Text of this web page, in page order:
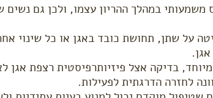
במהלך ההריון עצמו, ולכן גם נשים
על שתן, תחושת כובד באגן או כל שינוי
בדיקה אצל פיזיותרפיסטית רצפת אגן
לחזרה הדרגתית לפעילות.